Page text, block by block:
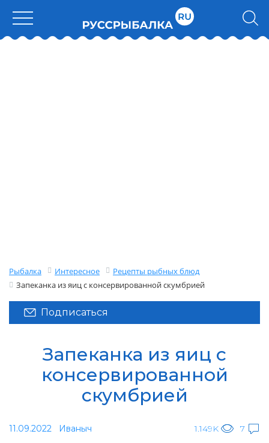
Рыбалка Интересное
Рецепты рыбных блюд
Запеканка из яиц с консервированной скумбрией
Подписаться
Запеканка из яиц с
консервированной
скумбрией
11.09.2022 Иваныч 1.149K 7